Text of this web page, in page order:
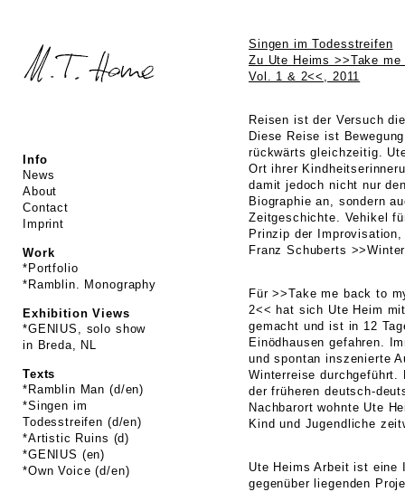
Info
News
About
Contact
Imprint
Work
*Portfolio
*Ramblin. Monography
Exhibition Views
*GENIUS, solo show
in Breda, NL
Texts
*Ramblin Man (d/en)
*Singen im
Todesstreifen (d/en)
*Artistic Ruins (d)
*GENIUS (en)
*Own Voice (d/en)
Singen im Todesstreifen
Zu Ute Heims >>Take
Vol. 1 & 2<<, 2011
Reisen ist der Versuch
Diese Reise ist
rückwärts gleichzeitig.
Ort ihrer
damit jedoch nicht nur
Biographie an, sondern
Zeitgeschichte. Vehikel
Prinzip der
Franz Schuberts
Für >>Take me back to
2<< hat sich Ute Heim
gemacht und ist in 12
Einödhausen gefahren.
und spontan inszenierte
Winterreise
der früheren deutsch-
Nachbarort wohnte Ute
Kind und Jugendliche
Ute Heims Arbeit ist
gegenüber liegenden